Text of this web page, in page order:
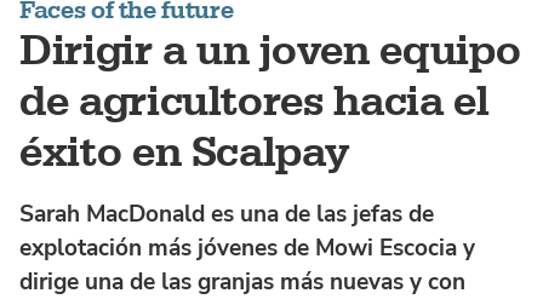
Faces of the future
Dirigir a un joven equipo
de agricultores hacia el
éxito en Scalpay
Sarah MacDonald es una de las jefas de
explotación más jóvenes de Mowi Escocia y
dirige una de las granjas más nuevas y con